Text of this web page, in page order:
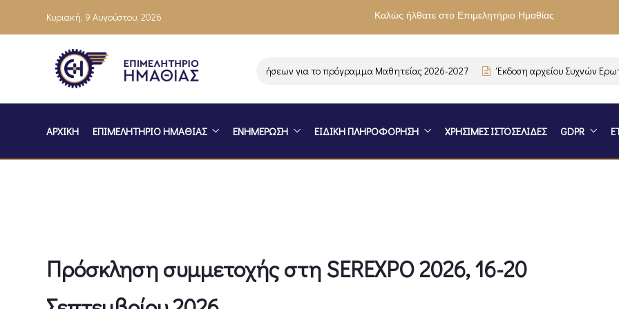
Κυριακή, 9 Αυγούστου, 2026 Καλώς ήλθατε στο Επιμελητήριο Ημαθίας
Ενημέρωση επιχειρήσεων για το πρόγραμμα Μαθητείας 2026-2027 Έκδοση αρχείου Συχνών
ΑΡΧΙΚΗ ΕΠΙΜΕΛΗΤΗΡΙΟ ΗΜΑΘΙΑΣ ΕΝΗΜΕΡΩΣΗ ΕΙΔΙΚΗ ΠΛΗΡΟΦΟΡΗΣΗ ΧΡΗΣΙΜΕΣ ΙΣΤΟΣΕΛΙΔΕΣ GDPR
Πρόσκληση συμμετοχής στη SEREXPO 2026, 16-20